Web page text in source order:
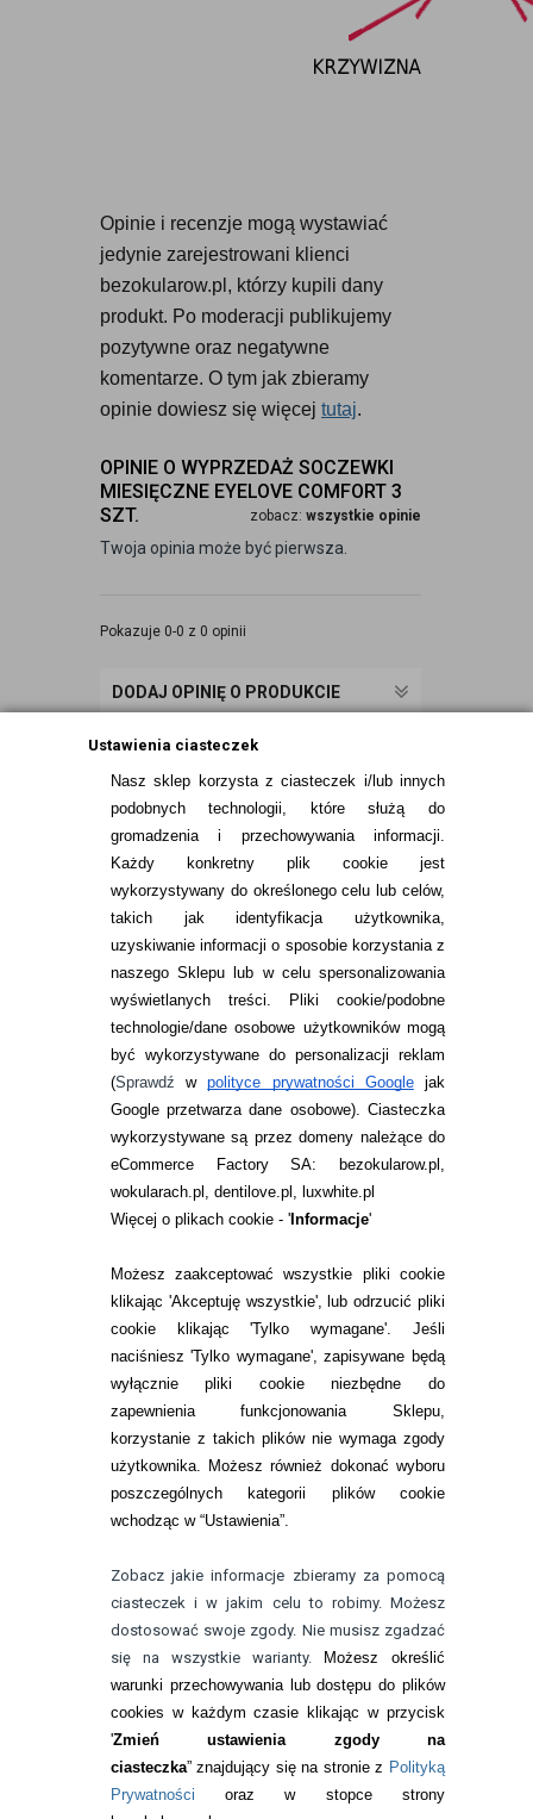
Ustawienia ciasteczek
Nasz sklep korzysta z ciasteczek i/lub innych
podobnych technologii, które służą do
gromadzenia i przechowywania informacji.
Każdy konkretny plik cookie jest
wykorzystywany do określonego celu lub celów,
takich jak identyfikacja użytkownika,
uzyskiwanie informacji o sposobie korzystania z
naszego Sklepu lub w celu spersonalizowania
wyświetlanych treści.
Pliki cookie/podobne
technologie/dane osobowe użytkowników mogą
być wykorzystywane do personalizacji reklam
(Sprawdźwpolityce prywatności Googlejak
Google przetwarza dane osobowe). Ciasteczka
wykorzystywane są przez domeny należące do
eCommerce Factory SA: bezokularow.pl,
wokularach.pl, dentilove.pl, luxwhite.pl
Więcej o plikach cookie - 'Informacje'
Możesz zaakceptować wszystkie pliki cookie
klikając 'Akceptuję wszystkie', lub odrzucić pliki
cookie klikając 'Tylko wymagane'. Jeśli
naciśniesz 'Tylko wymagane', zapisywane będą
wyłącznie pliki cookie niezbędne do
zapewnienia funkcjonowania Sklepu,
korzystanie z takich plików nie wymaga zgody
użytkownika. Możesz również dokonać wyboru
poszczególnych kategorii plików cookie
wchodząc w “Ustawienia”.
Zobacz jakie informacje zbieramy za pomocą
ciasteczek i w jakim celu to robimy. Możesz
dostosować swoje zgody. Nie musisz zgadzać
się na wszystkie warianty.
Możesz określić
warunki przechowywania lub dostępu do plików
cookies w każdym czasie klikając w przycisk
'Zmień ustawienia zgody na
ciasteczka” znajdujący się na stronie z Polityką
Prywatności oraz w stopce strony
Opinie i recenzje mogą wystawiać
jedynie zarejestrowani klienci
bezokularow.pl, którzy kupili dany
produkt. Po moderacji publikujemy
pozytywne oraz negatywne
komentarze. O tym jak zbieramy
opinie dowiesz się więcej tutaj.
OPINIE O WYPRZEDAŻ SOCZEWKI
MIESIĘCZNE EYELOVE COMFORT 3
SZT.
zobacz: wszystkie opinie
Twoja opinia może być pierwsza.
Pokazuje 0-0 z 0 opinii
DODAJ OPINIĘ O PRODUKCIE
INFORMACJE KONTAKTOWE
JAK ZAMAWIAĆ?
ZWROTY I REKLAMACJA
WARUNKI ZAKUPÓW
RANKINGI SOCZEWEK
SOCZEWKI KOLOROWE
Zwrot (odstąpienie od umowy)
ZMIEŃ USTAWIENIA ZGODY NA CIASTECZKA
KONTAKT
telefon:
22 113 44 42
telefon:
732 08 08 72
kontakt@bezokularow.pl